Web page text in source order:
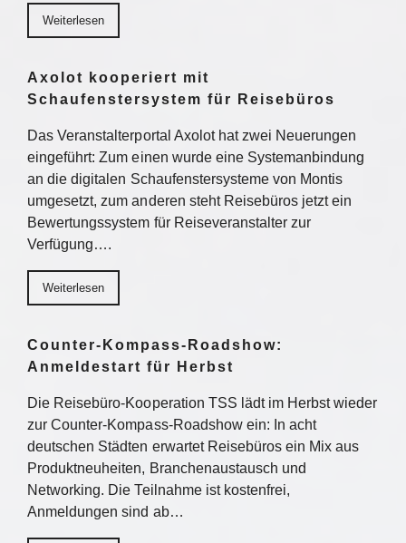
Weiterlesen
Axolot kooperiert mit
Schaufenstersystem für Reisebüros
Das Veranstalterportal Axolot hat zwei Neuerungen
eingeführt: Zum einen wurde eine Systemanbindung
an die digitalen Schaufenstersysteme von Montis
umgesetzt, zum anderen steht Reisebüros jetzt ein
Bewertungssystem für Reiseveranstalter zur
Verfügung….
Weiterlesen
Counter-Kompass-Roadshow:
Anmeldestart für Herbst
Die Reisebüro-Kooperation TSS lädt im Herbst wieder
zur Counter-Kompass-Roadshow ein: In acht
deutschen Städten erwartet Reisebüros ein Mix aus
Produktneuheiten, Branchenaustausch und
Networking. Die Teilnahme ist kostenfrei,
Anmeldungen sind ab…